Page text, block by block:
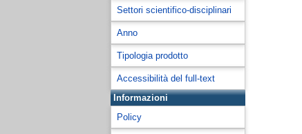
Settori scientifico-disciplinari
Anno
Tipologia prodotto
Accessibilità del full-text
Informazioni
Policy